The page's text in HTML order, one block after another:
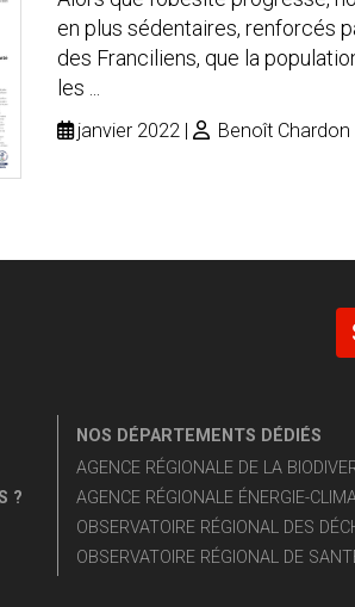
en plus sédentaires, renforcés
des Franciliens, que la
les ...
janvier 2022 Benoît Chardon
?
NOS DÉPARTEMENTS DÉDIÉS
AGENCE RÉGIONALE DE LA
AGENCE RÉGIONALE ÉNERGIE-
OBSERVATOIRE RÉGIONAL DES
OBSERVATOIRE RÉGIONAL DE